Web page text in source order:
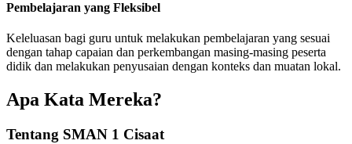
Pembelajaran yang Fleksibel
Keleluasan bagi guru untuk melakukan pembelajaran yang sesuai
dengan tahap capaian dan perkembangan masing-masing peserta
didik dan melakukan penyusaian dengan konteks dan muatan lokal.
Apa Kata Mereka?
Tentang SMAN 1 Cisaat